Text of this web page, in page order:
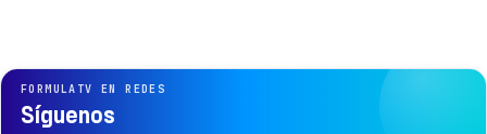
FORMULATV EN REDES
Síguenos